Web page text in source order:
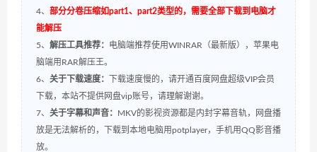
4、 部分分卷压缩如part1、part2类型的，需要全部下载到电脑才
能解压
5、 解压工具推荐： 电脑端推荐使用WINRAR（最新版），苹果电
脑端用RAR解压王。
6、 关于下载速度：
下载速度慢的，请开通百度网盘超级VIP会员
下载，本站不提供网盘vip账号，请理解谢谢。
7、 关于字幕和声音：
MKV的影视资源都是内封字幕音轨，网盘播
放是无法解析的，下载到本地电脑用potplayer，手机用QQ影音播
放。